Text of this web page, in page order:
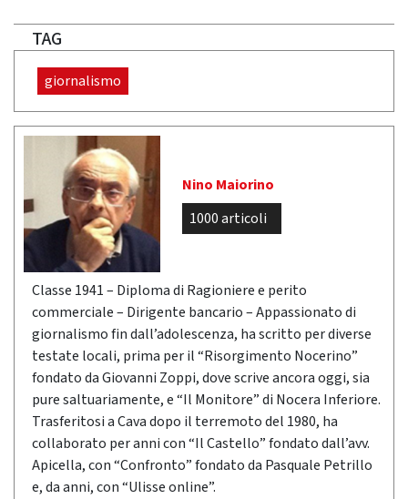
TAG
giornalismo
Nino Maiorino
1000 articoli
Classe 1941 – Diploma di Ragioniere e perito
commerciale – Dirigente bancario – Appassionato di
giornalismo fin dall’adolescenza, ha scritto per diverse
testate locali, prima per il “Risorgimento Nocerino”
fondato da Giovanni Zoppi, dove scrive ancora oggi, sia
pure saltuariamente, e “Il Monitore” di Nocera Inferiore.
Trasferitosi a Cava dopo il terremoto del 1980, ha
collaborato per anni con “Il Castello” fondato dall’avv.
Apicella, con “Confronto” fondato da Pasquale Petrillo
e, da anni, con “Ulisse online”.